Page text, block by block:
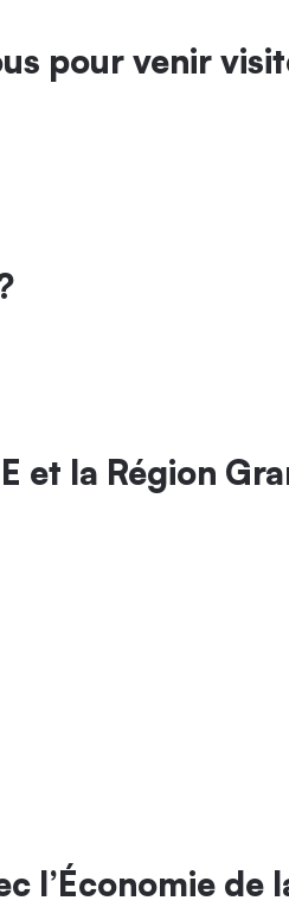
pour venir
et la Région
l’Économie de